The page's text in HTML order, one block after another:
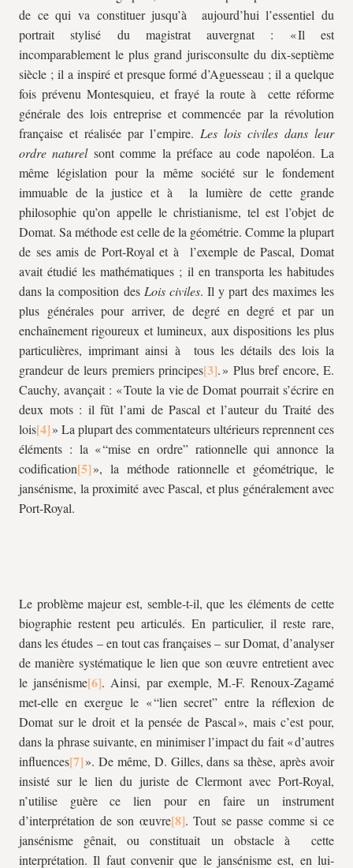
de ce qui va constituer jusqu’à aujourd’hui l’essentiel du
portrait stylisé du magistrat auvergnat : « Il est
incomparablement le plus grand jurisconsulte du dix-septième
siècle ; il a inspiré et presque formé d’Aguesseau ; il a quelque
fois prévenu Montesquieu, et frayé la route à cette réforme
générale des lois entreprise et commencée par la révolution
française et réalisée par l’empire. Les lois civiles dans leur
ordre naturelsont comme la préface au code napoléon. La
même législation pour la même société sur le fondement
immuable de la justice et à la lumière de cette grande
philosophie qu’on appelle le christianisme, tel est l’objet de
Domat. Sa méthode est celle de la géométrie. Comme la plupart
de ses amis de Port-Royal et à l’exemple de Pascal, Domat
avait étudié les mathématiques ; il en transporta les habitudes
dans la composition des Lois civiles. Il y part des maximes les
plus générales pour arriver, de degré en degré et par un
enchaînement rigoureux et lumineux, aux dispositions les plus
particulières, imprimant ainsi à tous les détails des lois la
grandeur de leurs premiers principes
. » Plus bref encore, E.
Cauchy, avançait : « Toute la vie de Domat pourrait s’écrire en
deux mots : il fût l’ami de Pascal et l’auteur du Traité des
lois
» La plupart des commentateurs ultérieurs reprennent ces
éléments : la « “mise en ordre” rationnelle qui annonce la
codification
», la méthode rationnelle et géométrique, le
jansénisme, la proximité avec Pascal, et plus généralement avec
Port-Royal.
Le problème majeur est, semble-t-il, que les éléments de cette
biographie restent peu articulés. En particulier, il reste rare,
dans les études – en tout cas françaises – sur Domat, d’analyser
de manière systématique le lien que son œuvre entretient avec
le jansénisme
. Ainsi, par exemple, M.-F. Renoux-Zagamé
met-elle en exergue le « “lien secret” entre la réflexion de
Domat sur le droit et la pensée de Pascal », mais c’est pour,
dans la phrase suivante, en minimiser l’impact du fait « d’autres
influences
». De même, D. Gilles, dans sa thèse, après avoir
insisté sur le lien du juriste de Clermont avec Port-Royal,
n’utilise guère ce lien pour en faire un instrument
d’interprétation de son œuvre
. Tout se passe comme si ce
jansénisme gênait, ou constituait un obstacle à cette
interprétation. Il faut convenir que le jansénisme est, en lui-